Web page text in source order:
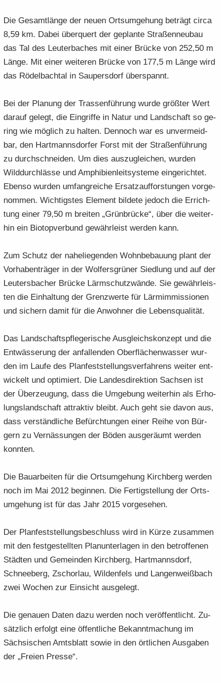
Die Ge­samt­län­ge der neuen Orts­um­ge­hung be­trägt circa
8,59 km. Dabei über­quert der ge­plan­te Stra­ßen­neu­bau
das Tal des Leu­ter­ba­ches mit einer Brü­cke von 252,50 m
Länge. Mit einer wei­te­ren Brü­cke von 177,5 m Länge wird
das Rö­del­bach­tal in Sau­pers­dorf über­spannt.
Bei der Pla­nung der Tras­sen­füh­rung wurde größ­ter Wert
dar­auf ge­legt, die Ein­grif­fe in Natur und Land­schaft so ge­
ring wie mög­lich zu hal­ten. Den­noch war es un­ver­meid­
bar, den Hart­manns­dor­fer Forst mit der Stra­ßen­füh­rung
zu durch­schnei­den. Um dies aus­zu­glei­chen, wur­den
Wild­durch­läs­se und Am­phi­bi­en­leit­sys­te­me ein­ge­rich­tet.
Eben­so wur­den um­fang­rei­che Er­satz­auf­fors­tun­gen vor­ge­
nom­men. Wich­tigs­tes Ele­ment bil­de­te je­doch die Er­rich­
tung einer 79,50 m brei­ten „Grün­brü­cke“, über die wei­ter­
hin ein Bio­top­ver­bund ge­währ­leist wer­den kann.
Zum Schutz der na­he­lie­gen­den Wohn­be­bau­ung plant der
Vor­ha­ben­trä­ger in der Wol­fers­grü­ner Sied­lung und auf der
Leu­ters­ba­cher Brü­cke Lärm­schutz­wän­de. Sie ge­währ­leis­
ten die Ein­hal­tung der Grenz­wer­te für Lärm­im­mis­sio­nen
und si­chern damit für die An­woh­ner die Le­bens­qua­li­tät.
Das Land­schafts­pfle­ge­ri­sche Aus­gleichs­kon­zept und die
Ent­wäs­se­rung der an­fal­len­den Ober­flä­chen­was­ser wur­
den im Laufe des Plan­fest­stel­lungs­ver­fah­rens wei­ter ent­
wi­ckelt und op­ti­miert. Die Lan­des­di­rek­ti­on Sach­sen ist
der Über­zeu­gung, dass die Um­ge­bung wei­ter­hin als Er­ho­
lungs­land­schaft at­trak­tiv bleibt. Auch geht sie davon aus,
dass ver­ständ­li­che Be­fürch­tun­gen einer Reihe von Bür­
gern zu Ver­näs­sun­gen der Böden aus­ge­räumt wer­den
konn­ten.
Die Bau­ar­bei­ten für die Orts­um­ge­hung Kirch­berg wer­den
noch im Mai 2012 be­gin­nen. Die Fer­tig­stel­lung der Orts­
um­ge­hung ist für das Jahr 2015 vor­ge­se­hen.
Der Plan­fest­stel­lungs­be­schluss wird in Kürze zu­sam­men
mit den fest­ge­stell­ten Plan­un­ter­la­gen in den be­trof­fe­nen
Städ­ten und Ge­mein­den Kirch­berg, Hart­manns­dorf,
Schnee­berg, Zschor­lau, Wil­den­fels und Lan­gen­weiß­bach
zwei Wo­chen zur Ein­sicht aus­ge­legt.
Die ge­nau­en Daten dazu wer­den noch ver­öf­fent­licht. Zu­
sätz­lich er­folgt eine öf­fent­li­che Be­kannt­ma­chung im
Säch­si­schen Amts­blatt sowie in den ört­li­chen Aus­ga­ben
der „Frei­en Pres­se“.